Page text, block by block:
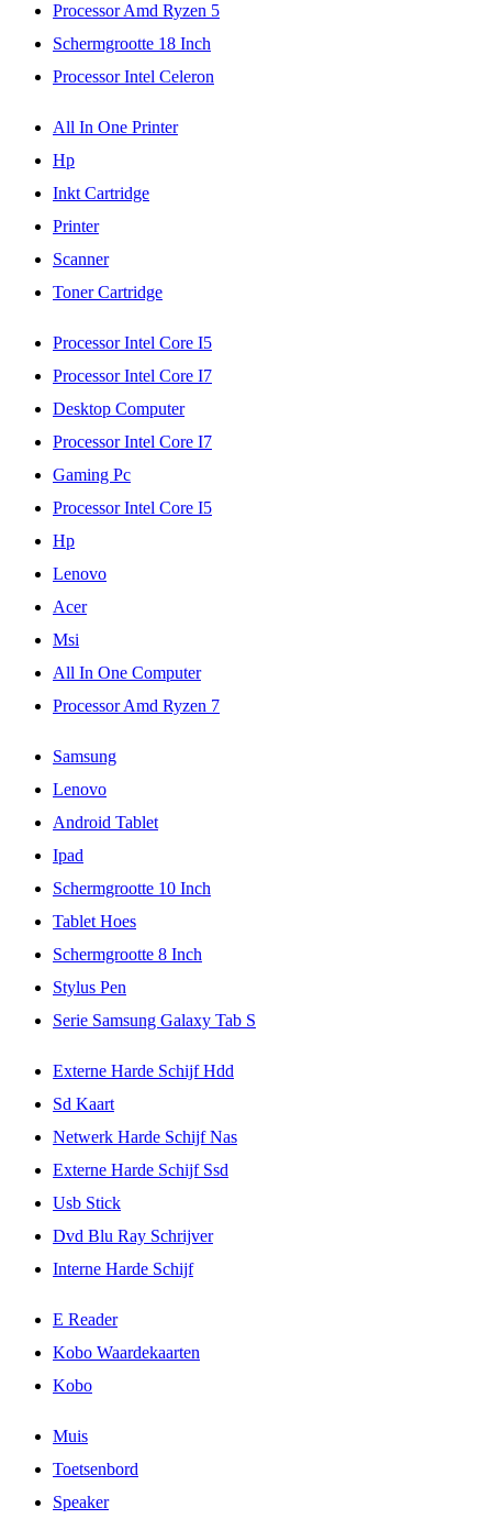
Processor Amd Ryzen 5
Schermgrootte 18 Inch
Processor Intel Celeron
All In One Printer
Hp
Inkt Cartridge
Printer
Scanner
Toner Cartridge
Processor Intel Core I5
Processor Intel Core I7
Desktop Computer
Processor Intel Core I7
Gaming Pc
Processor Intel Core I5
Hp
Lenovo
Acer
Msi
All In One Computer
Processor Amd Ryzen 7
Samsung
Lenovo
Android Tablet
Ipad
Schermgrootte 10 Inch
Tablet Hoes
Schermgrootte 8 Inch
Stylus Pen
Serie Samsung Galaxy Tab S
Externe Harde Schijf Hdd
Sd Kaart
Netwerk Harde Schijf Nas
Externe Harde Schijf Ssd
Usb Stick
Dvd Blu Ray Schrijver
Interne Harde Schijf
E Reader
Kobo Waardekaarten
Kobo
Muis
Toetsenbord
Speaker